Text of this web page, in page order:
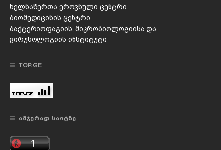
ხელნაწერთა ეროვნული ცენტრი
ბიომედიცინის ცენტრი
ბაქტერიოფაგიის, მიკრობიოლოგიისა და
ვირუსოლოგიის ინსტიტუტი
TOP.GE
ᲐᲛᲯᲔᲠᲐᲓ ᲡᲐᲘᲢᲖᲔ